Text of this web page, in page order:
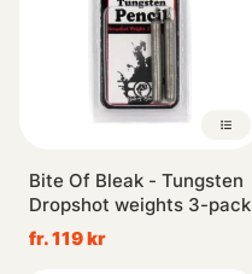
Bite Of Bleak - Tungsten
Dropshot weights 3-pack
fr. 119 kr